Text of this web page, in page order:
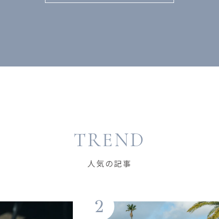
TREND
人気の記事
2